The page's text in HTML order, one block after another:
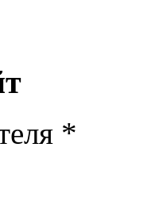
*